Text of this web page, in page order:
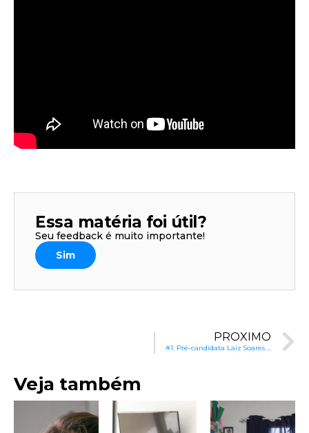
Essa matéria foi útil?
Seu feedback é muito importante!
Sim
PRÓXIMO
Veja também